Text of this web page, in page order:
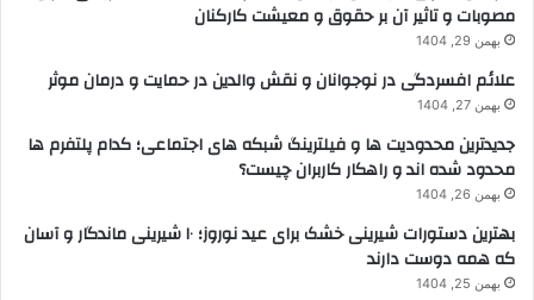
مصوبات و تاثیر آن بر حقوق و معیشت کارکنان
بهمن 29, 1404
علائم افسردگی در نوجوانان و نقش والدین در حمایت و درمان موثر
بهمن 27, 1404
جدیدترین محدودیت ها و فیلترینگ شبکه های اجتماعی؛ کدام پلتفرم ها
محدود شده اند و راهکار کاربران چیست؟
بهمن 26, 1404
بهترین دستورات شیرینی خشک برای عید نوروز؛ ۱۰ شیرینی ماندگار و آسان
که همه دوست دارند
بهمن 25, 1404